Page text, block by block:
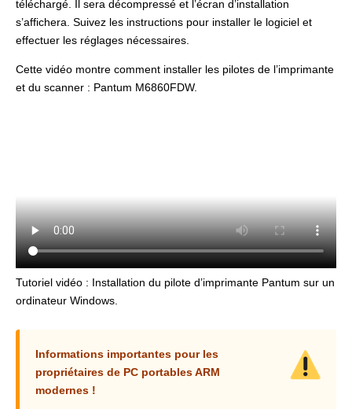
téléchargé. Il sera décompressé et l’écran d’installation
s’affichera. Suivez les instructions pour installer le logiciel et
effectuer les réglages nécessaires.
Cette vidéo montre comment installer les pilotes de l’imprimante
et du scanner : Pantum M6860FDW.
Tutoriel vidéo : Installation du pilote d’imprimante Pantum sur un
ordinateur Windows.
Informations importantes pour les
propriétaires de PC portables ARM
modernes !